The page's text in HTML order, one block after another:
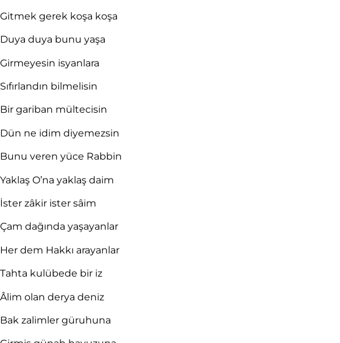
Gitmek gerek koşa koşa
Duya duya bunu yaşa
Girmeyesin isyanlara
Sıfırlandın bilmelisin
Bir gariban mültecisin
Dün ne idim diyemezsin
Bunu veren yüce Rabbin
Yaklaş O’na yaklaş daim
İster zâkir ister sâim
Çam dağında yaşayanlar
Her dem Hakkı arayanlar
Tahta kulübede bir iz
Âlim olan derya deniz
Bak zalimler güruhuna